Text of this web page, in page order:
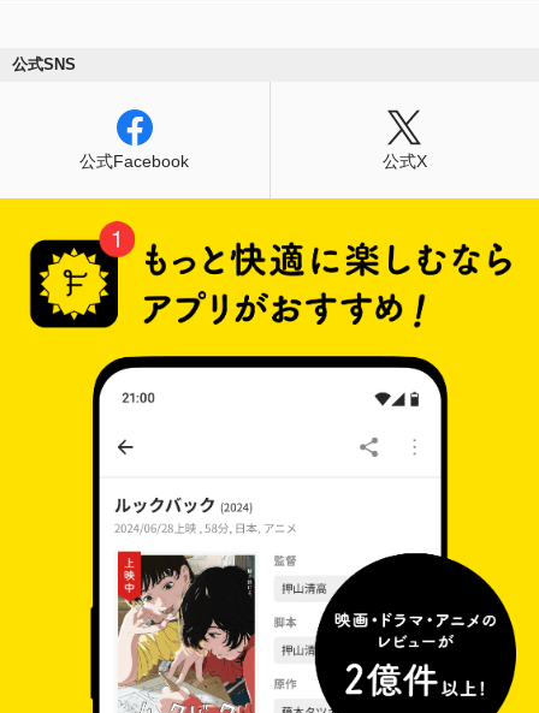
公式SNS
公式Facebook 公式X